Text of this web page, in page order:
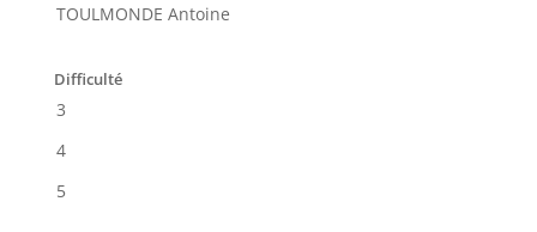
TOULMONDE Antoine
Difficulté
3
4
5